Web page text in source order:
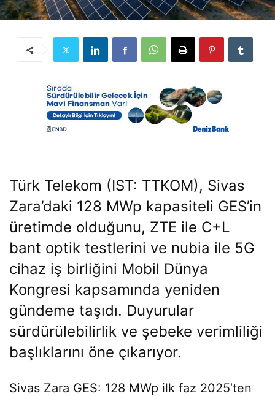
Türk Telekom (IST: TTKOM), Sivas
Zara’daki 128 MWp kapasiteli GES’in
üretimde olduğunu, ZTE ile C+L
bant optik testlerini ve nubia ile 5G
cihaz iş birliğini Mobil Dünya
Kongresi kapsamında yeniden
gündeme taşıdı. Duyurular
sürdürülebilirlik ve şebeke verimliliği
başlıklarını öne çıkarıyor.
Sivas Zara GES: 128 MWp ilk faz 2025’ten